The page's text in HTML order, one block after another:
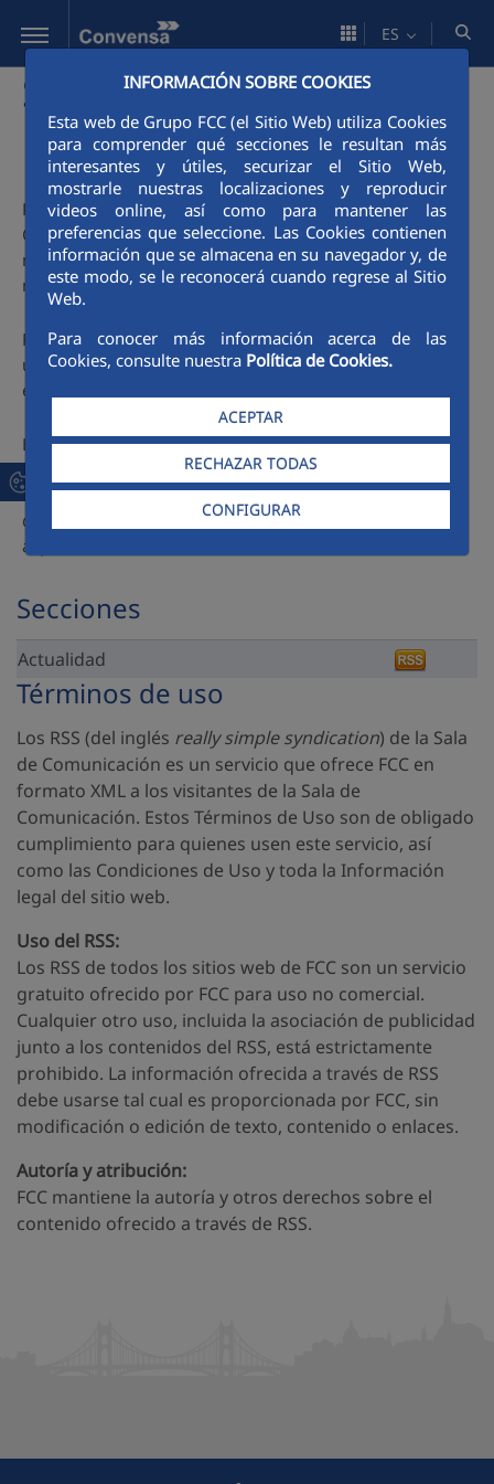
Saltar al contenido principal
INFORMACIÓN SOBRE COOKIES
Esta web de Grupo FCC (el Sitio Web) utiliza Cookies
para comprender qué secciones le resultan más
interesantes y útiles, securizar el Sitio Web,
mostrarle nuestras localizaciones y reproducir
videos online, así como para mantener las
preferencias que seleccione. Las Cookies contienen
información que se almacena en su navegador y, de
este modo, se le reconocerá cuando regrese al Sitio
Web.
Para conocer más información acerca de las
Cookies, consulte nuestra Política de Cookies.
ACEPTAR
RECHAZAR TODAS
CONFIGURAR
ES
Suscripción a
novedades - RSS
Puede suscribirse a las diferentes secciones de la Sala de
Comunicación mediante RSS (sindicación sencilla). De este
modo no es necesario visitar cada página para conocer las
novedades.
Para suscribirse a un contenido mediante RSS es necesario
utilizar una herramienta (lector o agregador), como, por
ejemplo, Google Reader, Bloglines o Netvibes.
En el siguiente listado están todas las secciones de la Sala
de Comunicación con RSS propio. Puedes suscribirse a
cada una de ellas pulsando en el icono de la herramienta
que utilizar o copiando la dirección del enlace que aparece
al pulsar sobre el título de la sección.
Secciones
Actualidad
Términos de uso
Los RSS (del inglés really simple syndication) de la Sala
de Comunicación es un servicio que ofrece FCC en
formato XML a los visitantes de la Sala de
Comunicación. Estos Términos de Uso son de obligado
cumplimiento para quienes usen este servicio, así
como las Condiciones de Uso y toda la Información
legal del sitio web.
Uso del RSS:
Los RSS de todos los sitios web de FCC son un servicio
gratuito ofrecido por FCC para uso no comercial.
Cualquier otro uso, incluida la asociación de publicidad
junto a los contenidos del RSS, está estrictamente
prohibido. La información ofrecida a través de RSS
debe usarse tal cual es proporcionada por FCC, sin
modificación o edición de texto, contenido o enlaces.
Autoría y atribución:
FCC mantiene la autoría y otros derechos sobre el
contenido ofrecido a través de RSS.